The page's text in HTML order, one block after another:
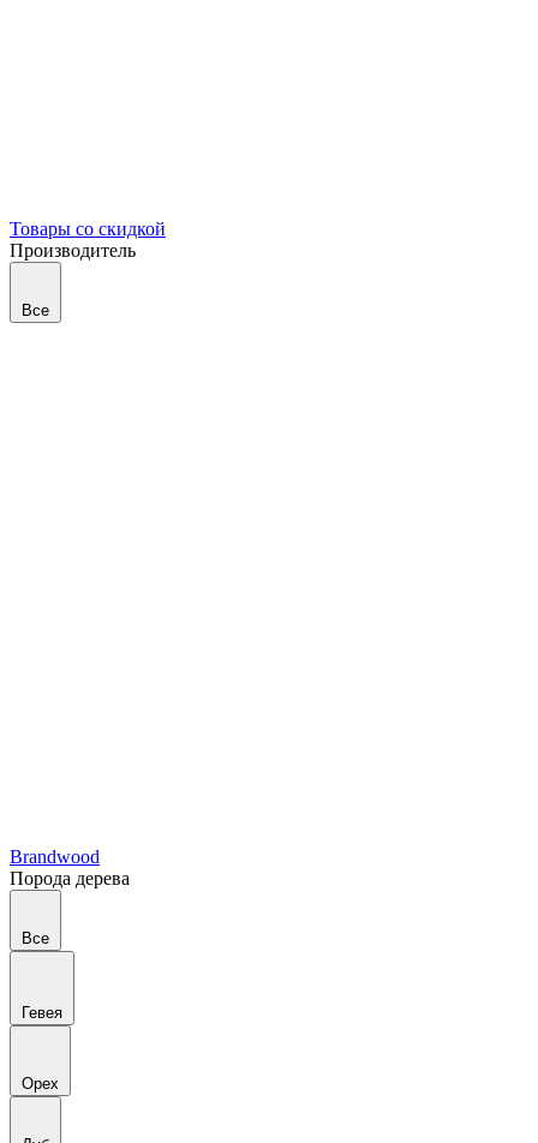
Товары со скидкой
Производитель
Все
Brandwood
Порода дерева
Все
Гевея
Орех